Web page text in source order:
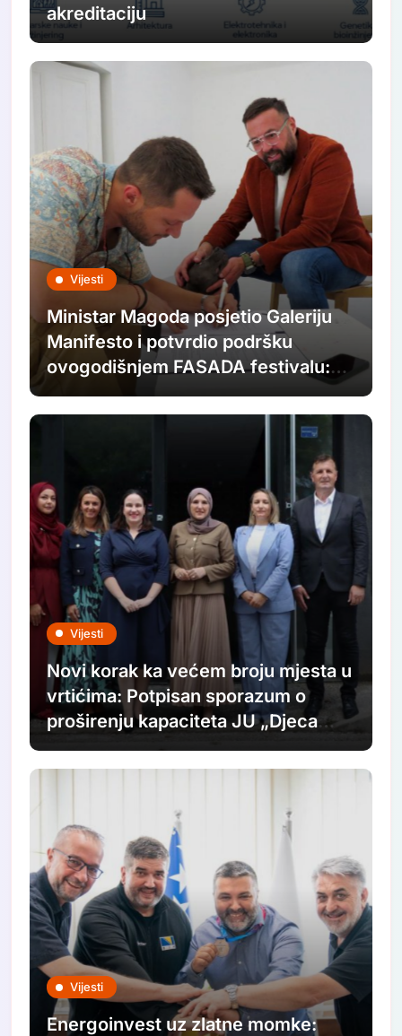
akreditaciju
Vijesti
Ministar Magoda posjetio Galeriju
Manifesto i potvrdio podršku
ovogodišnjem FASADA festivalu:
Nastavljamo ulagati u savremenu
umjetnost
Vijesti
Novi korak ka većem broju mjesta u
vrtićima: Potpisan sporazum o
proširenju kapaciteta JU „Djeca
Sarajeva“
Vijesti
Energoinvest uz zlatne momke: